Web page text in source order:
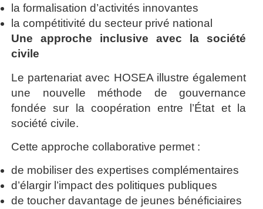
la formalisation d’activités innovantes
la compétitivité du secteur privé national
Une approche inclusive avec la société
civile
Le partenariat avec HOSEA illustre également
une nouvelle méthode de gouvernance
fondée sur la coopération entre l’État et la
société civile.
Cette approche collaborative permet :
de mobiliser des expertises complémentaires
d’élargir l’impact des politiques publiques
de toucher davantage de jeunes bénéficiaires